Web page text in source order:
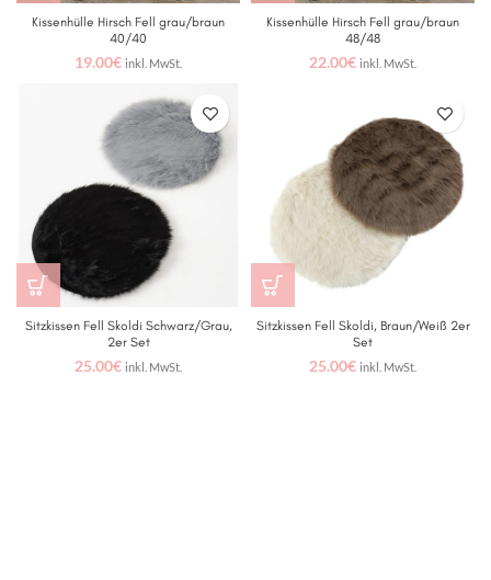
Kissenhülle Hirsch Fell grau/braun
40/40
19.00€ inkl. MwSt.
Kissenhülle Hirsch Fell grau/braun
48/48
22.00€ inkl. MwSt.
Sitzkissen Fell Skoldi Schwarz/Grau,
2er Set
25.00€ inkl. MwSt.
Sitzkissen Fell Skoldi, Braun/Weiß 2er
Set
25.00€ inkl. MwSt.